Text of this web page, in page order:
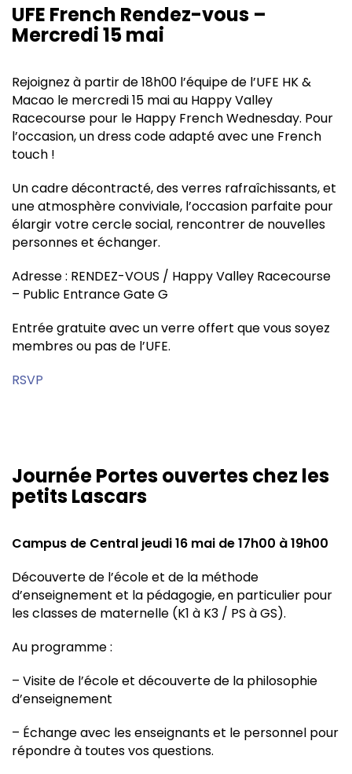
UFE French Rendez-vous –
Mercredi 15 mai
Rejoignez à partir de 18h00 l’équipe de l’UFE HK &
Macao le mercredi 15 mai au Happy Valley
Racecourse pour le Happy French Wednesday. Pour
l’occasion, un dress code adapté avec une French
touch !
Un cadre décontracté, des verres rafraîchissants, et
une atmosphère conviviale, l’occasion parfaite pour
élargir votre cercle social, rencontrer de nouvelles
personnes et échanger.
Adresse : RENDEZ-VOUS / Happy Valley Racecourse
– Public Entrance Gate G
Entrée gratuite avec un verre offert que vous soyez
membres ou pas de l’UFE.
RSVP
Journée Portes ouvertes chez les
petits Lascars
Campus de Central jeudi 16 mai de 17h00 à 19h00
Découverte de l’école et de la méthode
d’enseignement et la pédagogie, en particulier pour
les classes de maternelle (K1 à K3 / PS à GS).
Au programme :
– Visite de l’école et découverte de la philosophie
d’enseignement
– Échange avec les enseignants et le personnel pour
répondre à toutes vos questions.